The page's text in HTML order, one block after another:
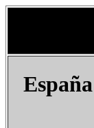
España